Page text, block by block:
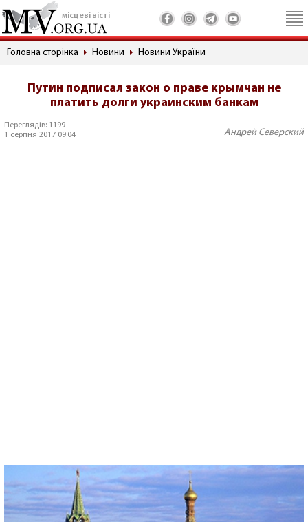
місцеві вісті
Головна сторінка Новини Новини України
Путин подписал закон о праве крымчан не
платить долги украинским банкам
Переглядів: 1199
1 серпня 2017 09:04
Андрей Северский